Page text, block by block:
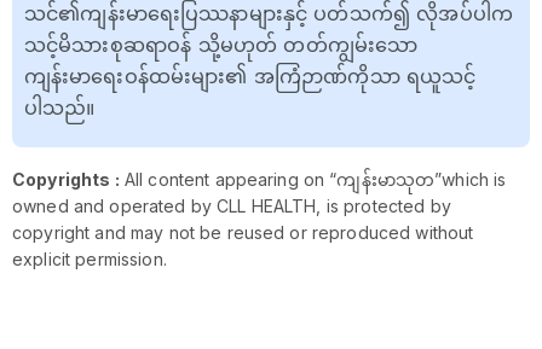
သင်၏ကျန်းမာရေးပြဿနာများနှင့် ပတ်သက်၍ လိုအပ်ပါက
သင့်မိသားစုဆရာဝန် သို့မဟုတ် တတ်ကျွမ်းသော
ကျန်းမာရေးဝန်ထမ်းများ၏ အကြံဉာဏ်ကိုသာ ရယူသင့်
ပါသည်။
Copyrights : All content appearing on “ကျန်းမာသုတ”which is
owned and operated by CLL HEALTH, is protected by
copyright and may not be reused or reproduced without
explicit permission.